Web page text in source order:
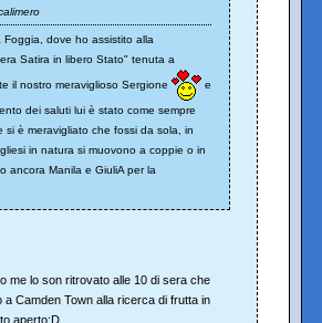
dove ho assistito alla
Satira in libero Stato" tenuta a
il nostro meraviglioso Sergione e
dei saluti lui è stato come sempre
si è meravigliato che fossi da sola, in
in natura si muovono a coppie o in
ancora Manila e GiuliA per la
me lo son ritrovato alle 10 di sera che
a Camden Town alla ricerca di frutta in
aperto:D